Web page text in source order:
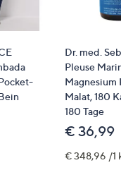
Dr. med.
Pleuse
Magnesium
Malat, 180
180 Tage
€ 36,99
€ 348,96 /1